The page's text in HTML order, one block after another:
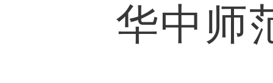
华中师范